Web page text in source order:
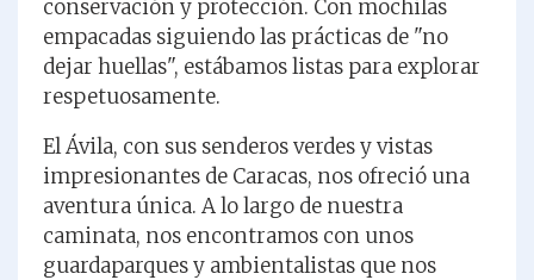
conservación y protección. Con mochilas
empacadas siguiendo las prácticas de "no
dejar huellas", estábamos listas para explorar
respetuosamente.
El Ávila, con sus senderos verdes y vistas
impresionantes de Caracas, nos ofreció una
aventura única. A lo largo de nuestra
caminata, nos encontramos con unos
guardaparques y ambientalistas que nos